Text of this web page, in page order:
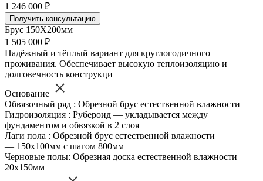
1 246 000 ₽
Получить консультацию
Брус 150Х200мм
1 505 000 ₽
Надёжный и тёплый вариант для круглогодичного
проживания. Обеспечивает высокую теплоизоляцию и
долговечность конструкци
Основание
Обвязочный ряд : Обрезной брус естественной влажности
Гидроизоляция : Рубероид — укладывается между
фундаментом и обвязкой в 2 слоя
Лаги пола : Обрезной брус естественной влажности
— 150х100мм с шагом 800мм
Черновые полы: Обрезная доска естественной влажности —
20х150мм